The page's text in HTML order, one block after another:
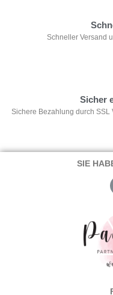
Schneller Versand
Sicher
Sichere Bezahlung durch SSL
SIE